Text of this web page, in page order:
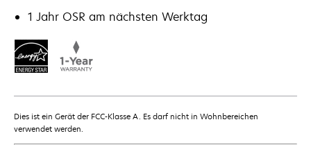
1 Jahr OSR am nächsten Werktag
Dies ist ein Gerät der FCC-Klasse A. Es darf nicht in Wohnbereichen
verwendet werden.